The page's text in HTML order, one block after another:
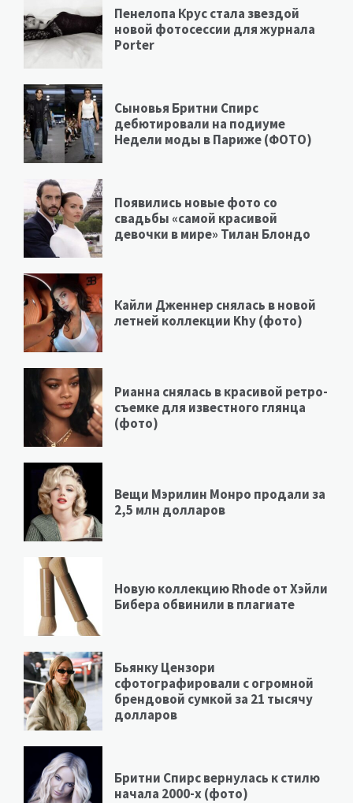
Пенелопа Крус стала звездой
новой фотосессии для журнала
Porter
Сыновья Бритни Спирс
дебютировали на подиуме
Недели моды в Париже (ФОТО)
Появились новые фото со
свадьбы «самой красивой
девочки в мире» Тилан Блондо
Кайли Дженнер снялась в новой
летней коллекции Khy (фото)
Рианна снялась в красивой ретро-
съемке для известного глянца
(фото)
Вещи Мэрилин Монро продали за
2,5 млн долларов
Новую коллекцию Rhode от Хэйли
Бибера обвинили в плагиате
Бьянку Цензори
сфотографировали с огромной
брендовой сумкой за 21 тысячу
долларов
Бритни Спирс вернулась к стилю
начала 2000-х (фото)